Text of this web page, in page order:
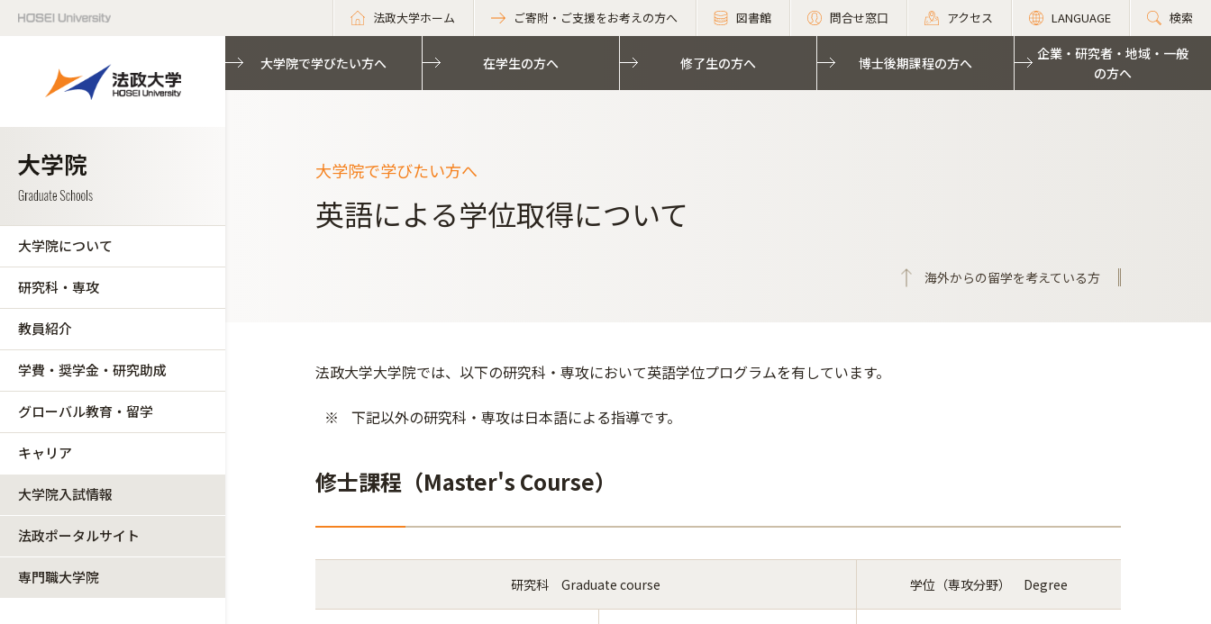
法政大学ホーム ご寄附・ご支援をお考えの方へ 図書館 問合せ窓口 アクセス LANGUAGE 検索
大学院について
研究科・専攻
教員紹介
学費・奨学金・研究助成
グローバル教育・留学
キャリア
大学院入試情報
法政ポータルサイト
専門職大学院
大学院で学びたい方へ 在学生の方へ 修了生の方へ 博士後期課程の方へ
企業・研究者・地域・一般
の方へ
大学院で学びたい方へ
英語による学位取得について
海外からの留学を考えている方
法政大学大学院では、以下の研究科・専攻において英語学位プログラムを有しています。
下記以外の研究科・専攻は日本語による指導です。
修士課程（Master's Course）
研究科 Graduate course 学位（専攻分野） Degree